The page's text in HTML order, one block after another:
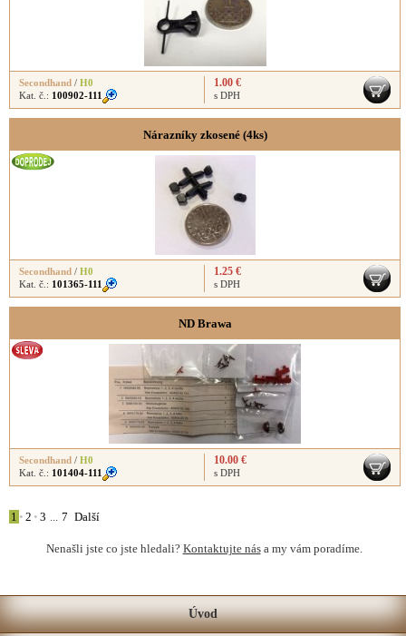
Secondhand / H0
Kat. č.: 100902-111
1.00 €
s DPH
Nárazníky zkosené (4ks)
Secondhand / H0
Kat. č.: 101365-111
1.25 €
s DPH
ND Brawa
Secondhand / H0
Kat. č.: 101404-111
10.00 €
s DPH
1 • 2 • 3 ... 7 Další
Nenašli jste co jste hledali? Kontaktujte nása my vám poradíme.
Úvod